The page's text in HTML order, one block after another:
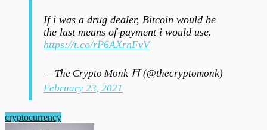
If i was a drug dealer, Bitcoin would be
the last means of payment i would use.
https://t.co/rP6AXrnFvV
— The Crypto Monk ⛩️ (@thecryptomonk)
February 23, 2021
cryptocurrency